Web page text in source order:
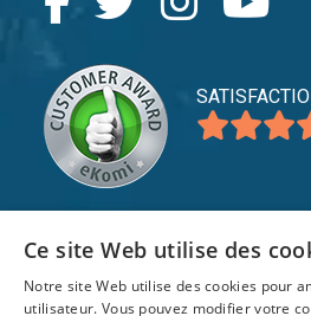
Service
Ce site Web utilise des
Notre site Web utilise des cookies pour
utilisateur. Vous pouvez modifier votre